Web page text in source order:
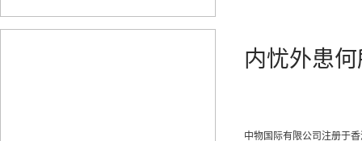
内忧外患
中物国际有限公司注册于